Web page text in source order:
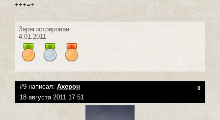
+++=+
Зарегистрирован:
4.01.2011
#9 написал: Ахерон 0
18 августа 2011 17:51